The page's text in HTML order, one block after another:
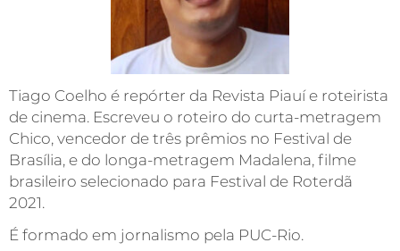
Tiago Coelho é repórter da Revista Piauí e roteirista
de cinema. Escreveu o roteiro do curta-metragem
Chico, vencedor de três prêmios no Festival de
Brasília, e do longa-metragem Madalena, filme
brasileiro selecionado para Festival de Roterdã
2021.
É formado em jornalismo pela PUC-Rio.